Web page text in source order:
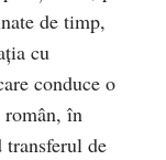
de timp,
cu
conduce o
în
de